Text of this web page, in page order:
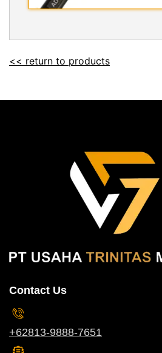
<< return to products
Contact Us
+62813-9888-7651